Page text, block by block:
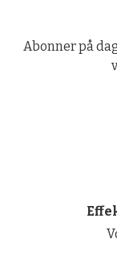
Abonner på